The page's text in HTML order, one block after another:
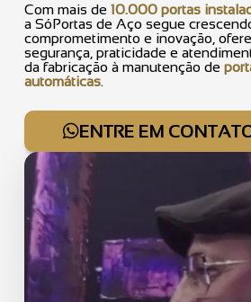
Com mais de 10.000 portas
a SóPortas de Aço segue
comprometimento e inovação,
segurança, praticidade e
da fabricação à manutenção de
automáticas.
ENTRE EM